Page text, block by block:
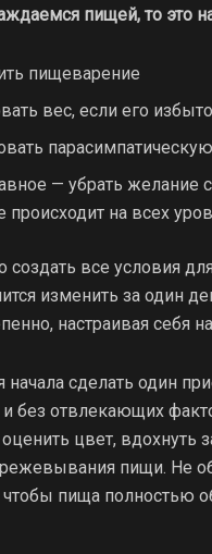
пищей, то это
пищеварение
вес, если его
— убрать желание
на всех
создать все условия
изменить за один
настраивая себя
начала сделать один
без отвлекающих
цвет, вдохнуть
пищи. Не
чтобы пища полностью